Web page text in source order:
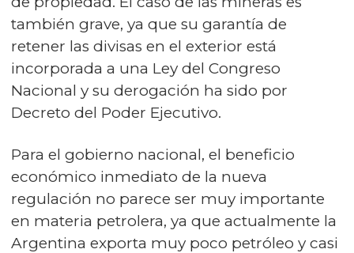
también grave, ya que su garantía de
retener las divisas en el exterior está
incorporada a una Ley del Congreso
Nacional y su derogación ha sido por
Decreto del Poder Ejecutivo.
Para el gobierno nacional, el beneficio
económico inmediato de la nueva
regulación no parece ser muy importante
en materia petrolera, ya que actualmente la
Argentina exporta muy poco petróleo y casi